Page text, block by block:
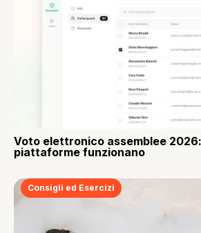
Voto elettronico assemblee
piattaforme funzionano
Consigli ed Esercizi